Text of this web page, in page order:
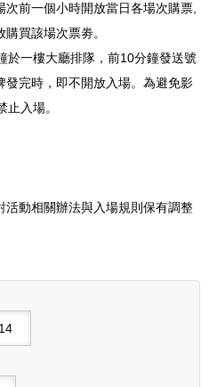
前一個小時開放當日各場次購票,
買該場次票劵。
於一樓大廳排隊，前10分鐘發送號
完時，即不開放入場。為避免影
入場。
動相關辦法與入場規則保有調整